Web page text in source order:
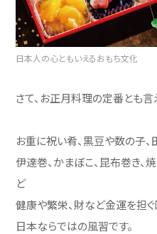
日本人の心ともいえるおもち文化
さて、お正月料理の定番とも言
お重に祝い肴、黒豆や数の子、
伊達巻、かまぼこ、昆布巻き、
ど
健康や繁栄、財など金運を担
日本ならではの風習です。